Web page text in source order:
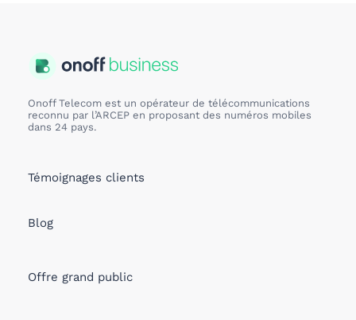
Onoff Telecom est un opérateur de télécommunications
reconnu par l’ARCEP en proposant des numéros mobiles
dans 24 pays.
Témoignages clients
Blog
Offre grand public